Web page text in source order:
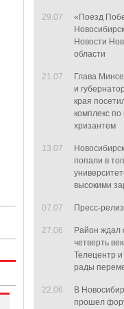
29.07
«Поезд
Новости
области
21.07
Глава
и
края
комплекс
хризантем
13.07
попали в
высокими
07.07 Пресс-релиз
27.06
Район ждал
четверть
Телецентр
рады
22.06
В
прошел